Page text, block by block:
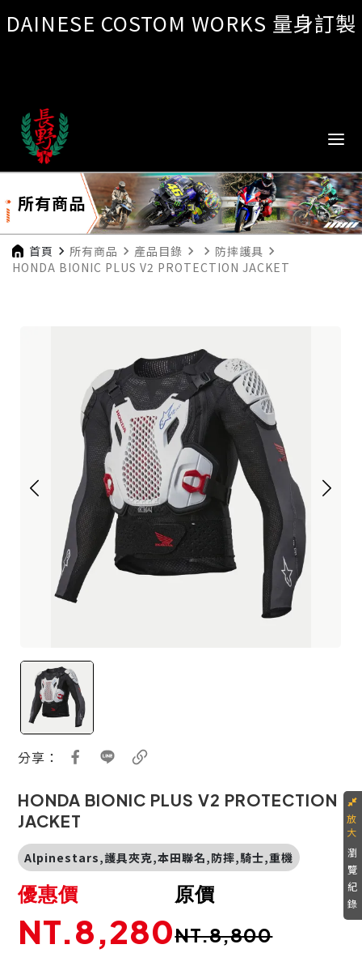
DAINESE COSTOM WORKS 量身訂製
所有商品
首頁 navigate_next 所有商品 navigate_next 產品目錄 navigate_next navigate_next 防摔護具 navigate_next
HONDA BIONIC PLUS V2 PROTECTION JACKET
分享：
HONDA BIONIC PLUS V2 PROTECTION
JACKET
Alpinestars,護具夾克,本田聯名,防摔,騎士,重機
原價
NT.8,800
優惠價
NT.8,280
瀏
覽
紀
錄